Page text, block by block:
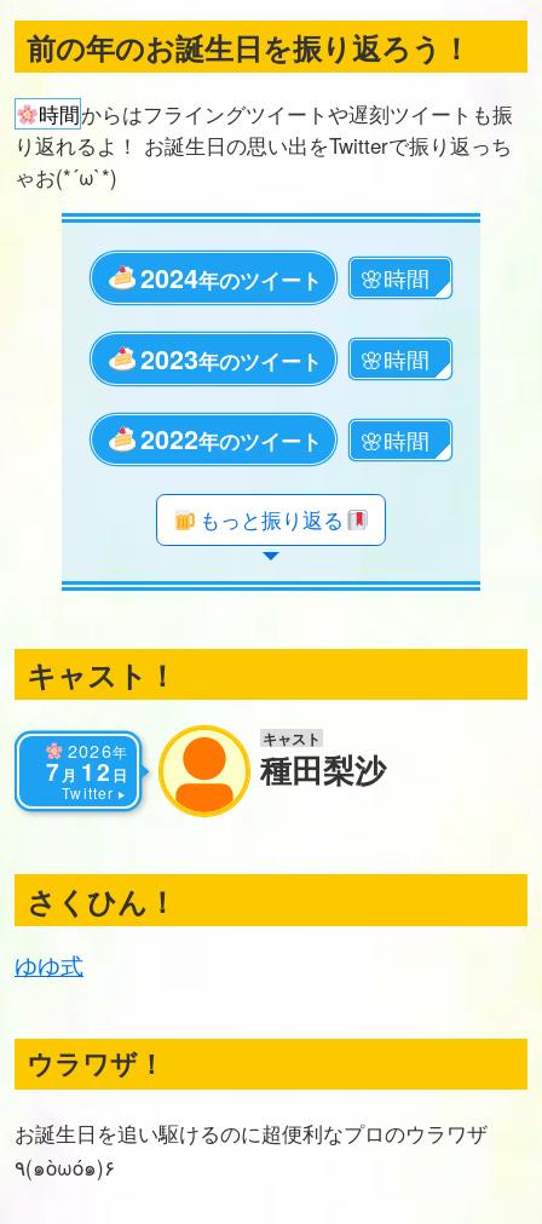
前の年のお誕生日を振り返ろう！
時間からはフライングツイートや遅刻ツイートも振
り返れるよ！ お誕生日の思い出をTwitterで振り返っち
ゃお(*´ω`*)
2024年のツイート
2023年のツイート
2022年のツイート
年のツイート
年のツイート
年のツイート
年のツイート
年のツイート
年のツイート
年のツイート
年のツイート
年のツイート
年のツイート
年のツイート
年のツイート
年のツイート
年のツイート
年のツイート
年のツイート
もっと振り返る
キャスト！
2026年
7月 12 日
Twitter
キャスト
種田梨沙
さくひん！
ゆゆ式
ウラワザ！
お誕生日を追い駆けるのに超便利なプロのウラワザ
٩(๑òωó๑)۶